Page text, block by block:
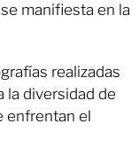
se manifiesta en la
realizadas
la diversidad de
enfrentan el